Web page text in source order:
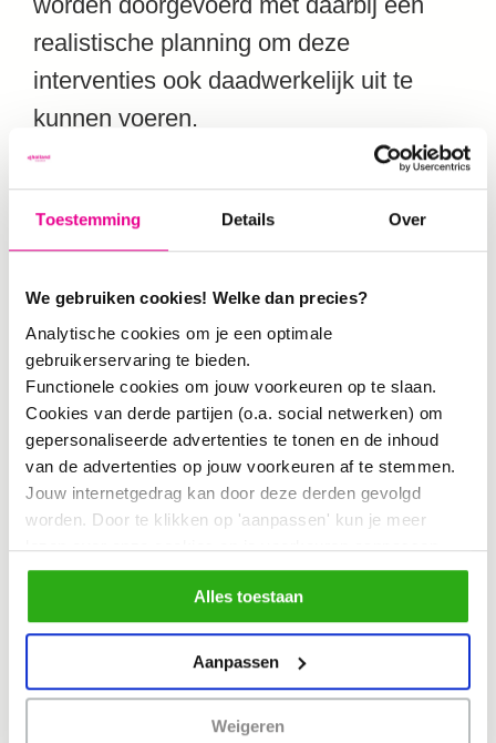
Toestemming Details Over
We gebruiken cookies! Welke dan precies?
Analytische cookies om je een optimale
gebruikerservaring te bieden.
Functionele cookies om jouw voorkeuren op te slaan.
Cookies van derde partijen (o.a. social netwerken) om
gepersonaliseerde advertenties te tonen en de inhoud
van de advertenties op jouw voorkeuren af te stemmen.
Jouw internetgedrag kan door deze derden gevolgd
worden. Door te klikken op 'aanpassen' kun je meer
lezen over onze cookies en je voorkeuren aanpassen.
Door op 'Alles toestaan' te klikken, ga je akkoord met het
gebruik van alle cookies zoals omschreven in
onscookiebeleid.
Alles toestaan
Aanpassen
Weigeren
realistische planning om deze
interventies ook daadwerkelijk uit te
kunnen voeren.
Op dit moment wordt er door
onderzoekers voor beiden wijken op
rapport geschreven dat kan worden
aangeboden aan de gemeente
Rotterdam en aan andere stakeholders
die bij de ontwikkeling van de wijken
betrokken zijn. Verwacht wordt dat deze
rapporten met aanbevolen interventies
sturing kunnen geven bij de
ontwikkeling van beide wijken. Een
groot voordeel hierbij is het feit dat de
interventies bottom-up uit de wijken
komen en dat er een heldere planning is
die kan worden aangehouden.